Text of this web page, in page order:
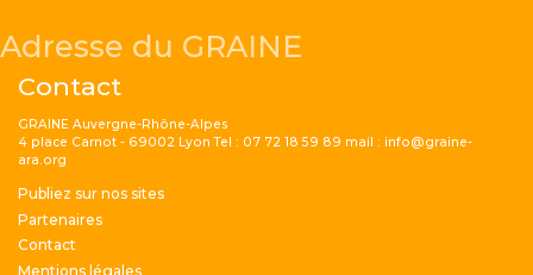
Adresse du GRAINE
Contact
GRAINE Auvergne-Rhône-Alpes
4 place Carnot - 69002 Lyon Tel : 07 72 18 59 89 mail : info@graine-
ara.org
Menu Pied de page
Publiez sur nos sites
Partenaires
Contact
Mentions légales